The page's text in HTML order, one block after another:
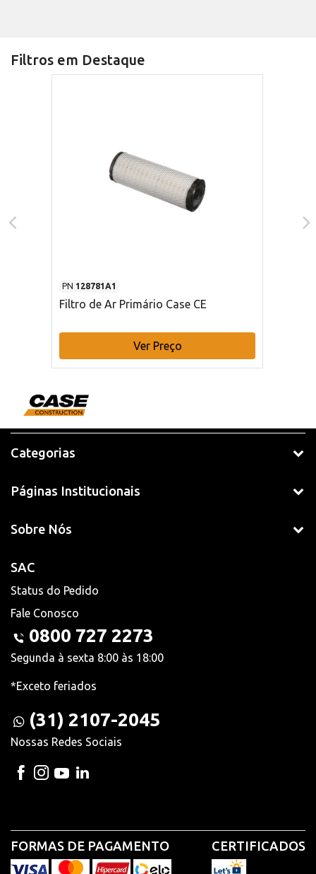
Filtros em Destaque
PN 128781A1
Filtro de Ar Primário Case CE
Ver Preço
Categorias
Páginas Institucionais
Sobre Nós
SAC
Status do Pedido
Fale Conosco
0800 727 2273
Segunda à sexta 8:00 às 18:00
*Exceto feriados
(31) 2107-2045
Nossas Redes Sociais
FORMAS DE PAGAMENTO CERTIFICADOS